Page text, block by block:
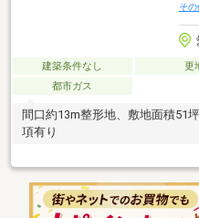
そ
建築条件なし 更
都市ガス
間口約13m整形地、敷地面積51
項有り